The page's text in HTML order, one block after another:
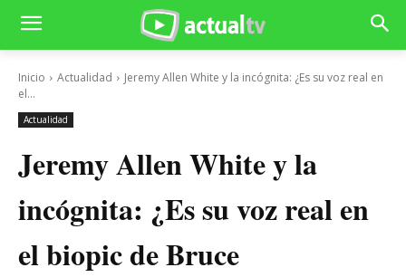
Inicio Actualidad
Jeremy Allen White y la incógnita: ¿Es su voz real en
el...
Actualidad
Jeremy Allen White y la
incógnita: ¿Es su voz real en
el biopic de Bruce